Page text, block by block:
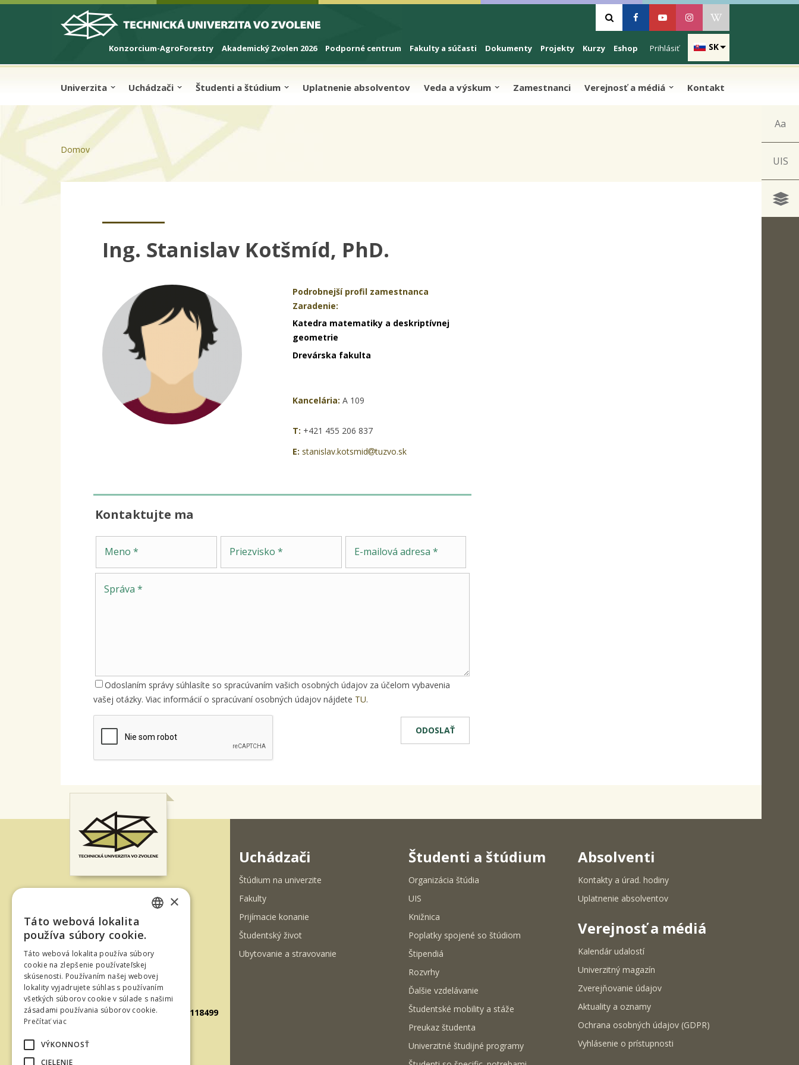
Skip to cookies
Skip to navigation
Skočiť na hlavný obsah
Vyhľadávanie
FacebookYoutubeInstagramWikipedia
SK
Prihlásiť
Konzorcium-AgroForestry Akademický Zvolen 2026 Podporné centrum Fakulty a súčasti Dokumenty Projekty Kurzy Eshop
Univerzita Uchádzači Študenti a štúdium Uplatnenie absolventov Veda a výskum Zamestnanci Verejnosť a médiá Kontakt
Aa
UIS
Domov
Ing. Stanislav Kotšmíd, PhD.
Podrobnejší profil zamestnanca
Zaradenie:
Katedra matematiky a deskriptívnej
geometrie
Drevárska fakulta
Kancelária: A 109
T: +421 455 206 837
E: stanislav.kotsmid tuzvo.sk
Kontaktujte ma
Odoslaním správy súhlasíte so spracúvaním vašich osobných údajov za účelom vybavenia
vašej otázky. Viac informácií o spracúvaní osobných údajov nájdete TU.
960 01 Zvolen
Slovenská republika
Tel.: +421-45-520 61 11
Fax: +421-45-533 00 27
E-mail: info@tuzvo.sk
GPS súradnice: 48.572024,19.118499
IČO: 00397440
Uchádzači
Štúdium na univerzite
Fakulty
Prijímacie konanie
Študentský život
Ubytovanie a stravovanie
Študenti a štúdium
Organizácia štúdia
UIS
Knižnica
Poplatky spojené so štúdiom
Štipendiá
Rozvrhy
Ďalšie vzdelávanie
Študentské mobility a stáže
Preukaz študenta
Univerzitné študijné programy
Absolventi
Kontakty a úrad. hodiny
Uplatnenie absolventov
Verejnosť a médiá
Kalendár udalostí
Univerzitný magazín
Zverejňovanie údajov
Aktuality a oznamy
Ochrana osobných údajov (GDPR)
Vyhlásenie o prístupnosti
×
Táto webová lokalita
používa súbory cookie.
Táto webová lokalita používa súbory
cookie na zlepšenie používateľskej
skúsenosti. Používaním našej webovej
lokality vyjadrujete súhlas s používaním
všetkých súborov cookie v súlade s našimi
zásadami používania súborov cookie.
Prečítať viac
VÝKONNOSŤ
CIELENIE